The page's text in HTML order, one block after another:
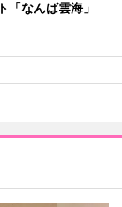
「なんば雲海」